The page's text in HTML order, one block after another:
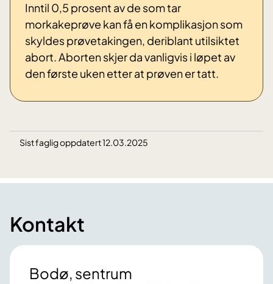
Inntil 0,5 prosent av de som tar
morkakeprøve kan få en komplikasjon som
skyldes prøvetakingen, deriblant utilsiktet
abort. Aborten skjer da vanligvis i løpet av
den første uken etter at prøven er tatt.
Sist faglig oppdatert 12.03.2025
Kontakt
Bodø, sentrum